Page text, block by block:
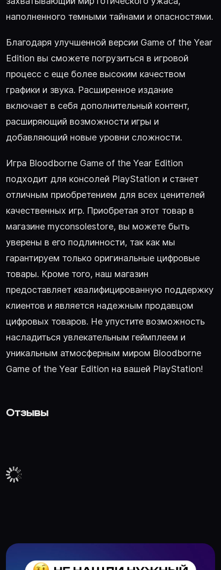
наполненного темными тайнами и опасностями.
Благодаря улучшенной версии Game of the Year
Edition вы сможете погрузиться в игровой
процесс с еще более высоким качеством
графики и звука. Расширенное издание
включает в себя дополнительный контент,
расширяющий возможности игры и
добавляющий новые уровни сложности.
Игра Bloodborne Game of the Year Edition
подходит для консолей PlayStation и станет
отличным приобретением для всех ценителей
качественных игр. Приобретая этот товар в
магазине myconsolestore, вы можете быть
уверены в его подлинности, так как мы
гарантируем только оригинальные цифровые
товары. Кроме того, наш магазин
предоставляет квалифицированную поддержку
клиентов и является надежным продавцом
цифровых товаров. Не упустите возможность
насладиться увлекательным геймплеем и
уникальным атмосферным миром Bloodborne
Game of the Year Edition на вашей PlayStation!
Отзывы